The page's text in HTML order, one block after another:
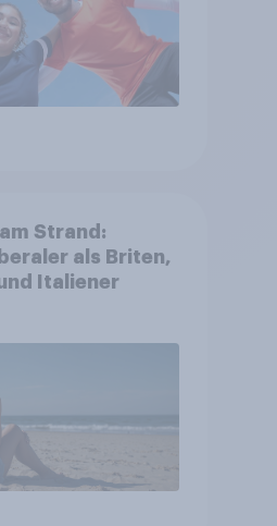
Strand:
als Briten,
Italiener